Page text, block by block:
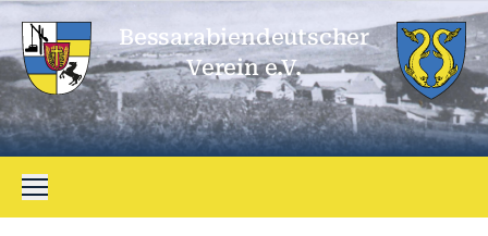
Bessarabien­deutscher
Verein e.V.
Menü öffnen